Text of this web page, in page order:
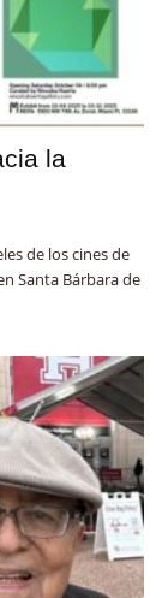
la
de los cines de
Santa Bárbara de